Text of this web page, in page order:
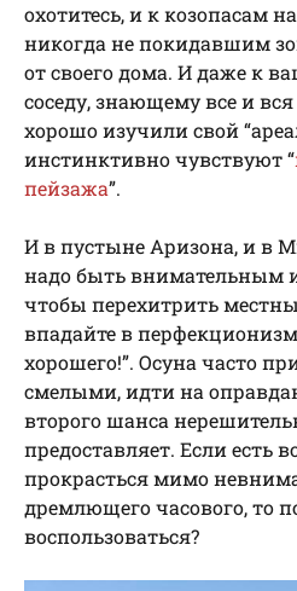
охотитесь, и к козопасам
никогда не покидавшим
от своего дома. И даже к
соседу, знающему все и
хорошо изучили свой
инстинктивно чувствуют “
пейзажа”.
И в пустыне Аризона, и в
надо быть внимательным
чтобы перехитрить
впадайте в
хорошего!”. Осуна часто
смелыми, идти на
второго шанса
предоставляет. Если есть
прокрасться мимо
дремлющего часового, то
воспользоваться?